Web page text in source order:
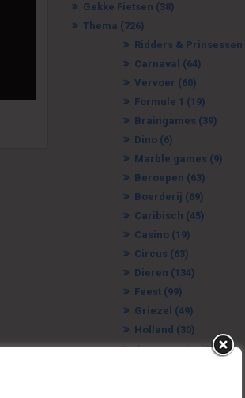
Gekke Fietsen (38)
Thema (726)
Ridders & Prinsessen
Carnaval (64)
Vervoer (60)
Formule 1 (19)
Braingames (39)
Dino (6)
Marble games (9)
Beroepen (63)
Boerderij (69)
Caribisch (45)
Casino (19)
Circus (63)
Dieren (134)
Feest (99)
Griezel (49)
Holland (30)
Jaren zestig (21)